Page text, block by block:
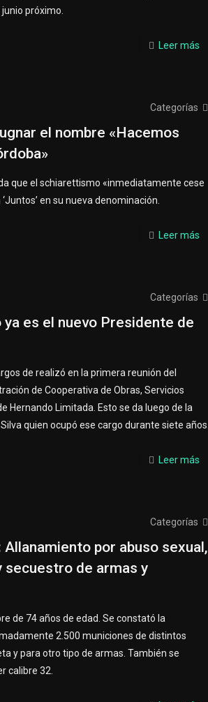
próximo.
Leer más
Categorías
el nombre «Hacemos
que el schiarettismo «inmediatamente cese
en su nueva denominación.
Leer más
Categorías
es el nuevo Presidente de
de realizó en la primera reunión del
de Cooperativa de Obras, Servicios
Hernando Limitada. Esto se da luego de la
quien ocupó ese cargo durante siete años.
Leer más
Categorías
por abuso sexual,
secuestro de armas y
de 74 años de edad. Se constató la
2.500 municiones de distintos
y para otro tipo de armas. También se
calibre 32.